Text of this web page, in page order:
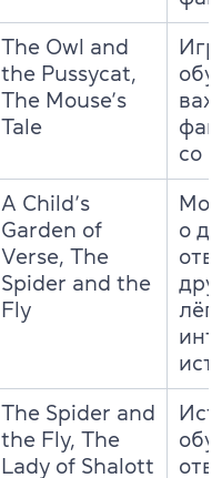
The Owl and
the Pussycat,
The Mouse’s
Tale
со
A Child’s
Garden of
Verse, The
Spider and the
Fly
о
The Spider and
the Fly, The
Lady of Shalott